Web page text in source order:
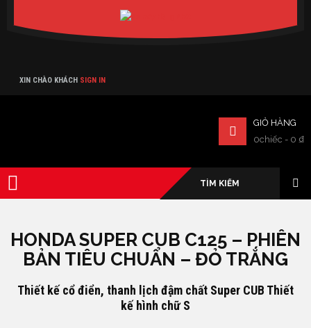
XIN CHÀO KHÁCH SIGN IN
GIỎ HÀNG
0chiếc - 0 ₫
HONDA SUPER CUB C125 – PHIÊN
BẢN TIÊU CHUẨN – ĐỎ TRẮNG
Thiết kế cổ điển, thanh lịch đậm chất Super CUB Thiết
kế hình chữ S